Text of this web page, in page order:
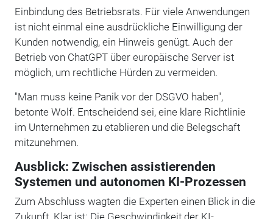
Einbindung des Betriebsrats. Für viele Anwendungen
ist nicht einmal eine ausdrückliche Einwilligung der
Kunden notwendig, ein Hinweis genügt. Auch der
Betrieb von ChatGPT über europäische Server ist
möglich, um rechtliche Hürden zu vermeiden.
"Man muss keine Panik vor der DSGVO haben",
betonte Wolf. Entscheidend sei, eine klare Richtlinie
im Unternehmen zu etablieren und die Belegschaft
mitzunehmen.
Ausblick: Zwischen assistierenden
Systemen und autonomen KI-Prozessen
Zum Abschluss wagten die Experten einen Blick in die
Zukunft. Klar ist: Die Geschwindigkeit der KI-